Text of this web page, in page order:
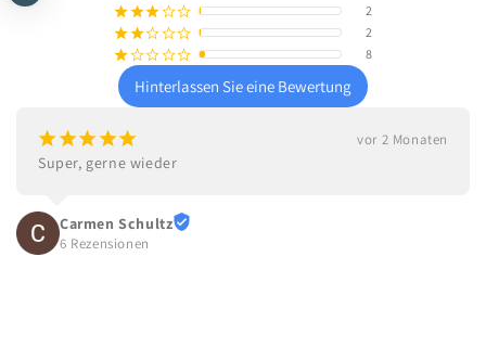
¡¡¡¢¢ 2
¡¡¢¢¢ 2
¡¢¢¢¢ 8
Hinterlassen Sie eine Bewertung
¡¡¡¡¡ vor 2 Monaten
Super, gerne wieder
Carmen Schultz
6 Rezensionen